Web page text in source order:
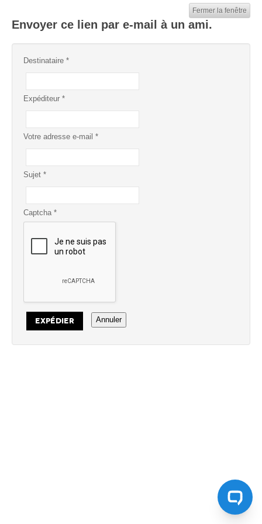
Envoyer ce lien par e-mail à un ami.
Fermer la fenêtre
Destinataire *
Expéditeur *
Votre adresse e-mail *
Sujet *
Captcha*
EXPÉDIER Annuler